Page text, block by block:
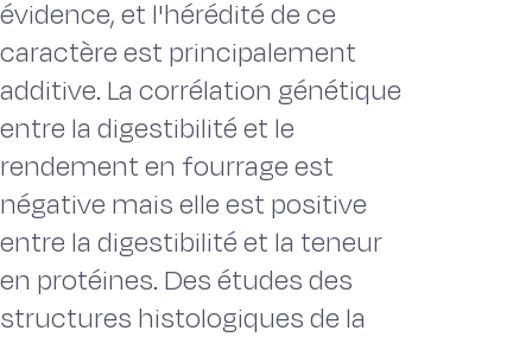
évidence, et l'hérédité de ce
caractère est principalement
additive. La corrélation génétique
entre la digestibilité et le
rendement en fourrage est
négative mais elle est positive
entre la digestibilité et la teneur
en protéines. Des études des
structures histologiques de la